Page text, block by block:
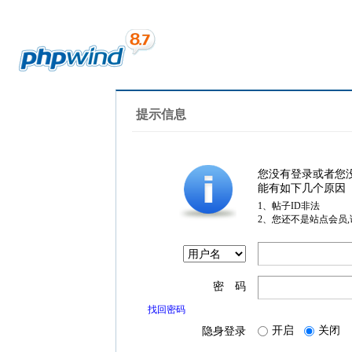
提示信息
您没有登录或者您
能有如下几个原因
1、帖子ID非法
2、您还不是站点会员
密 码
找回密码
隐身登录 开启 关闭